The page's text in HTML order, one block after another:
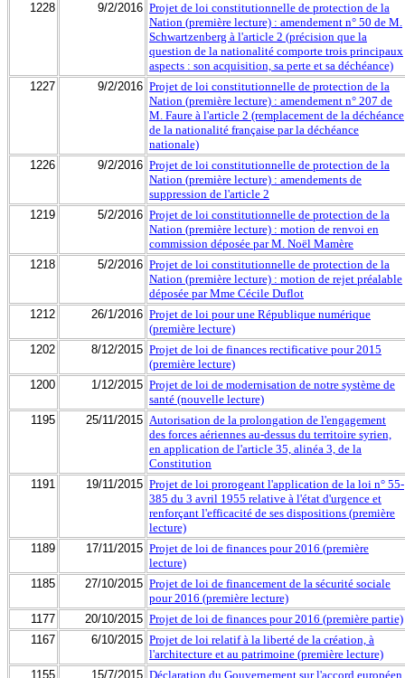
1228
9/2/2016 Projet de loi constitutionnelle de protection de la
Nation (première lecture) : amendement n° 50 de M.
Schwartzenberg à l'article 2 (précision que la
question de la nationalité comporte trois principaux
aspects : son acquisition, sa perte et sa déchéance)
1227
9/2/2016 Projet de loi constitutionnelle de protection de la
Nation (première lecture) : amendement n° 207 de
M. Faure à l'article 2 (remplacement de la déchéance
de la nationalité française par la déchéance
nationale)
1226
9/2/2016 Projet de loi constitutionnelle de protection de la
Nation (première lecture) : amendements de
suppression de l'article 2
1219
5/2/2016 Projet de loi constitutionnelle de protection de la
Nation (première lecture) : motion de renvoi en
commission déposée par M. Noël Mamère
1218
5/2/2016 Projet de loi constitutionnelle de protection de la
Nation (première lecture) : motion de rejet préalable
déposée par Mme Cécile Duflot
1212
26/1/2016 Projet de loi pour une République numérique
(première lecture)
1202
8/12/2015 Projet de loi de finances rectificative pour 2015
(première lecture)
1200
1/12/2015 Projet de loi de modernisation de notre système de
santé (nouvelle lecture)
1195
25/11/2015 Autorisation de la prolongation de l'engagement
des forces aériennes au-dessus du territoire syrien,
en application de l'article 35, alinéa 3, de la
Constitution
1191
19/11/2015 Projet de loi prorogeant l'application de la loi n° 55-
385 du 3 avril 1955 relative à l'état d'urgence et
renforçant l'efficacité de ses dispositions (première
lecture)
1189
17/11/2015 Projet de loi de finances pour 2016 (première
lecture)
1185
27/10/2015 Projet de loi de financement de la sécurité sociale
pour 2016 (première lecture)
1177
20/10/2015 Projet de loi de finances pour 2016 (première partie)
1167
6/10/2015 Projet de loi relatif à la liberté de la création, à
l'architecture et au patrimoine (première lecture)
1155
15/7/2015 Déclaration du Gouvernement sur l'accord européen